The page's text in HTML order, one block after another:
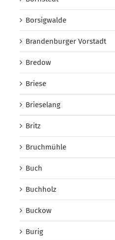
Borsigwalde
Brandenburger Vorstadt
Bredow
Briese
Brieselang
Britz
Bruchmühle
Buch
Buchholz
Buckow
Burig